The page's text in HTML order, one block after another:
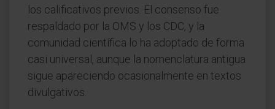
los calificativos previos. El consenso fue
respaldado por la OMS y los CDC, y la
comunidad científica lo ha adoptado de forma
casi universal, aunque la nomenclatura antigua
sigue apareciendo ocasionalmente en textos
divulgativos.